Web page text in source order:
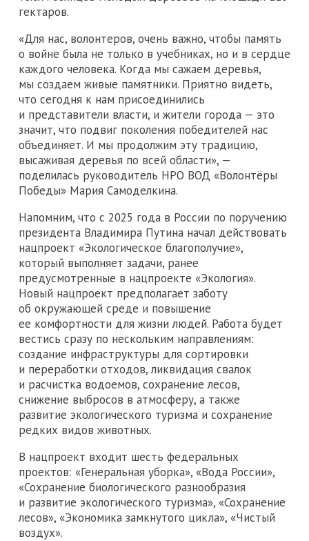
гектаров.
«Для нас, волонтеров, очень важно, чтобы память
о войне была не только в учебниках, но и в сердце
каждого человека. Когда мы сажаем деревья,
мы создаем живые памятники. Приятно видеть,
что сегодня к нам присоединились
и представители власти, и жители города — это
значит, что подвиг поколения победителей нас
объединяет. И мы продолжим эту традицию,
высаживая деревья по всей области», —
поделилась руководитель НРО ВОД «Волонтёры
Победы» Мария Самоделкина.
Напомним, что с 2025 года в России по поручению
президента Владимира Путина начал действовать
нацпроект «Экологическое благополучие»,
который выполняет задачи, ранее
предусмотренные в нацпроекте «Экология».
Новый нацпроект предполагает заботу
об окружающей среде и повышение
ее комфортности для жизни людей. Работа будет
вестись сразу по нескольким направлениям:
создание инфраструктуры для сортировки
и переработки отходов, ликвидация свалок
и расчистка водоемов, сохранение лесов,
снижение выбросов в атмосферу, а также
развитие экологического туризма и сохранение
редких видов животных.
В нацпроект входит шесть федеральных
проектов: «Генеральная уборка», «Вода России»,
«Сохранение биологического разнообразия
и развитие экологического туризма», «Сохранение
лесов», «Экономика замкнутого цикла», «Чистый
воздух».